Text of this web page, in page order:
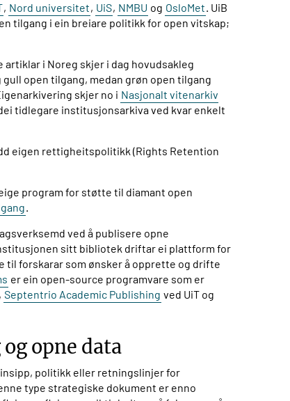
, Nord universitet, UiS, NMBU og OsloMet. UiB
tilgang i ein breiare politikk for open vitskap;
i Noreg skjer i dag hovudsakleg
open tilgang, medan grøn open tilgang
skjer no i Nasjonalt vitenarkiv
tidlegare institusjonsarkiva ved kvar enkelt
eigen rettigheitspolitikk (Rights Retention
program for støtte til diamant open
.
ved å publisere opne
sitt bibliotek driftar ei plattform for
forskarar som ønsker å opprette og drifte
er ein open-source programvare som er
Septentrio Academic Publishing ved UiT og
opne data
politikk eller retningslinjer for
type strategiske dokument er enno